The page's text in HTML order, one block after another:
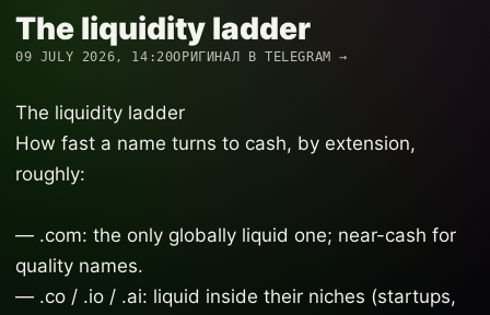
The liquidity ladder
09 JULY 2026, 14:20ОРИГИНАЛ В TELEGRAM →
The liquidity ladder
How fast a name turns to cash, by extension,
roughly:
— .com: the only globally liquid one; near-cash for
quality names.
— .co / .io / .ai: liquid inside their niches (startups,